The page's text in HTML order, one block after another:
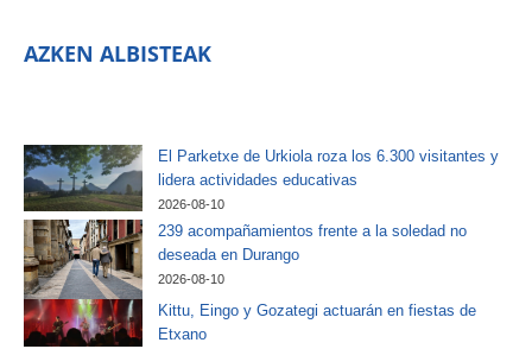
AZKEN ALBISTEAK
El Parketxe de Urkiola roza los 6.300 visitantes y
lidera actividades educativas
2026-08-10
239 acompañamientos frente a la soledad no
deseada en Durango
2026-08-10
Kittu, Eingo y Gozategi actuarán en fiestas de
Etxano